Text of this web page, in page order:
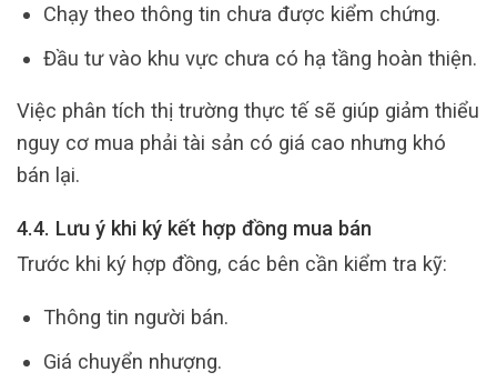
Chạy theo thông tin chưa được kiểm chứng.
Đầu tư vào khu vực chưa có hạ tầng hoàn thiện.
Việc phân tích thị trường thực tế sẽ giúp giảm thiểu
nguy cơ mua phải tài sản có giá cao nhưng khó
bán lại.
4.4. Lưu ý khi ký kết hợp đồng mua bán
Trước khi ký hợp đồng, các bên cần kiểm tra kỹ:
Thông tin người bán.
Giá chuyển nhượng.